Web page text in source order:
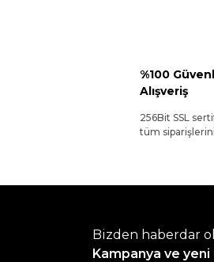
%100
Alışveriş
256Bit SSL
tüm
Bizden haberdar
Kampanya ve